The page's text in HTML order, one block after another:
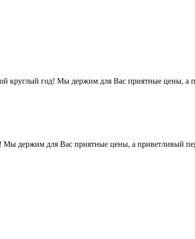
круглый год! Мы держим для Вас приятные цены, а
держим для Вас приятные цены, а приветливый